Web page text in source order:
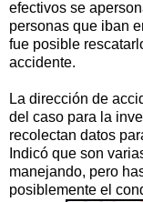
efectivos se
personas que iban
fue posible
accidente.
La dirección de
del caso para la
recolectan datos
Indicó que son
manejando, pero
posiblemente el